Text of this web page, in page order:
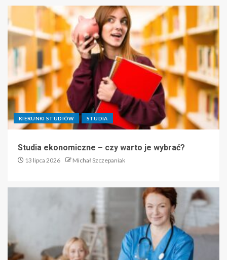
KIERUNKI STUDIÓW STUDIA
Studia ekonomiczne – czy warto je wybrać?
13 lipca 2026 Michał Szczepaniak